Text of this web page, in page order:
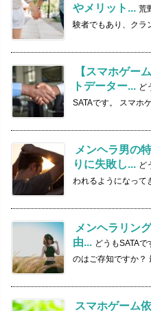
やメリット... 荒
験者でもあり、クラ
【スマホゲー
トデーター... ど
SATAです。 スマホ
メンヘラ男の
りに失敗し... ど
われるようになって
メンヘラリン
由... どうもSATA
のはご存知ですか？
スマホゲーム